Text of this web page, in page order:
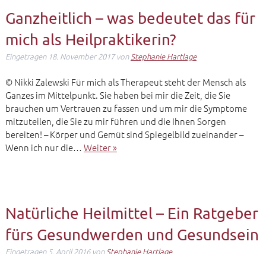
Ganzheitlich – was bedeutet das für
mich als Heilpraktikerin?
Eingetragen 18. November 2017 vonStephanie Hartlage
© Nikki Zalewski Für mich als Therapeut steht der Mensch als
Ganzes im Mittelpunkt. Sie haben bei mir die Zeit, die Sie
brauchen um Vertrauen zu fassen und um mir die Symptome
mitzuteilen, die Sie zu mir führen und die Ihnen Sorgen
bereiten! – Körper und Gemüt sind Spiegelbild zueinander –
Wenn ich nur die…Weiter »
Natürliche Heilmittel – Ein Ratgeber
fürs Gesundwerden und Gesundsein
Eingetragen 5. April 2016 von Stephanie Hartlage